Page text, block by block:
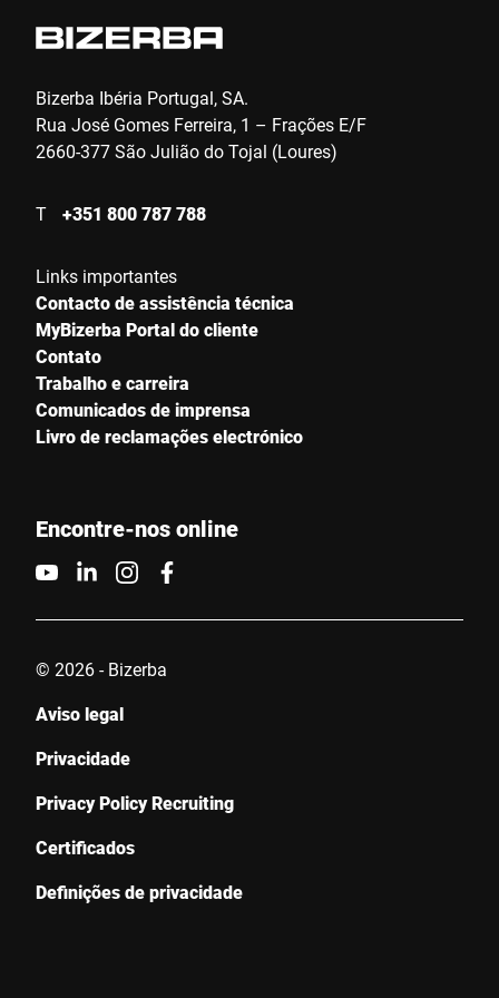
Bizerba Ibéria Portugal, SA.
Rua José Gomes Ferreira, 1 – Frações E/F
2660-377 São Julião do Tojal (Loures)
T +351 800 787 788
Links importantes
Contacto de assistência técnica
MyBizerba Portal do cliente
Contato
Trabalho e carreira
Comunicados de imprensa
Livro de reclamações electrónico
Encontre-nos online
© 2026 - Bizerba
Aviso legal
Privacidade
Privacy Policy Recruiting
Certificados
Definições de privacidade